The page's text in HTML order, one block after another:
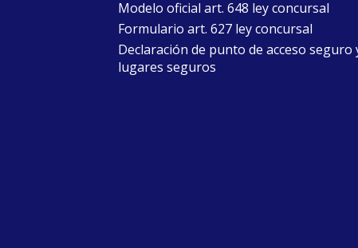
Modelo oficial art. 648 ley concursal
Formulario art. 627 ley concursal
Declaración de punto de acceso seguro
lugares seguros